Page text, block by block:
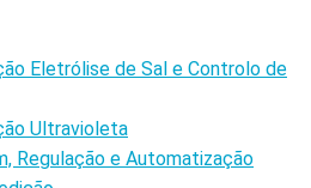
Eletrólise de Sal e Controlo de
Ultravioleta
Regulação e Automatização